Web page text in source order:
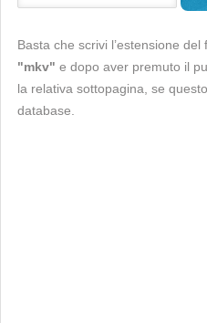
Basta che scrivi l’estensione del
"mkv" e dopo aver premuto il
la relativa sottopagina, se
database.